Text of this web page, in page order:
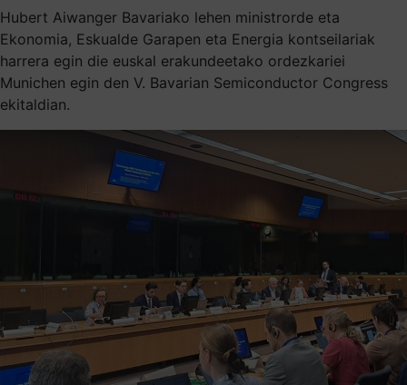
Hubert Aiwanger Bavariako lehen ministrorde eta
Ekonomia, Eskualde Garapen eta Energia kontseilariak
harrera egin die euskal erakundeetako ordezkariei
Munichen egin den V. Bavarian Semiconductor Congress
ekitaldian.